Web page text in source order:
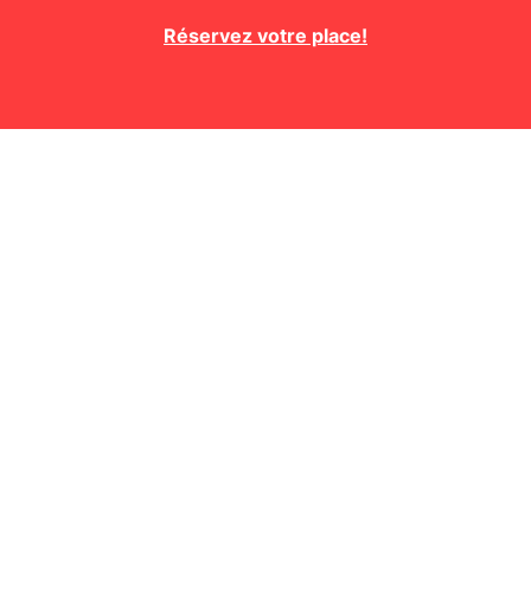
Réservez votre place!